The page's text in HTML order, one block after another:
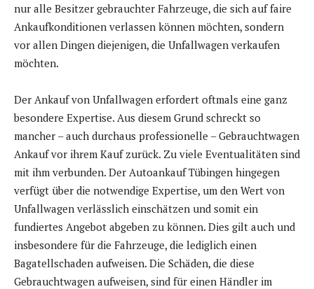
nur alle Besitzer gebrauchter Fahrzeuge, die sich auf faire
Ankaufkonditionen verlassen können möchten, sondern
vor allen Dingen diejenigen, die Unfallwagen verkaufen
möchten.
Der Ankauf von Unfallwagen erfordert oftmals eine ganz
besondere Expertise. Aus diesem Grund schreckt so
mancher – auch durchaus professionelle – Gebrauchtwagen
Ankauf vor ihrem Kauf zurück. Zu viele Eventualitäten sind
mit ihm verbunden. Der Autoankauf Tübingen hingegen
verfügt über die notwendige Expertise, um den Wert von
Unfallwagen verlässlich einschätzen und somit ein
fundiertes Angebot abgeben zu können. Dies gilt auch und
insbesondere für die Fahrzeuge, die lediglich einen
Bagatellschaden aufweisen. Die Schäden, die diese
Gebrauchtwagen aufweisen, sind für einen Händler im